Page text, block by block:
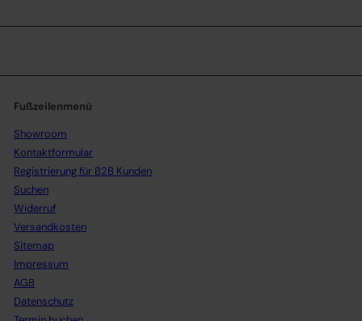
Fußzeilenmenü
Showroom
Kontaktformular
Registrierung für B2B Kunden
Suchen
Widerruf
Versandkosten
Sitemap
Impressum
AGB
Datenschutz